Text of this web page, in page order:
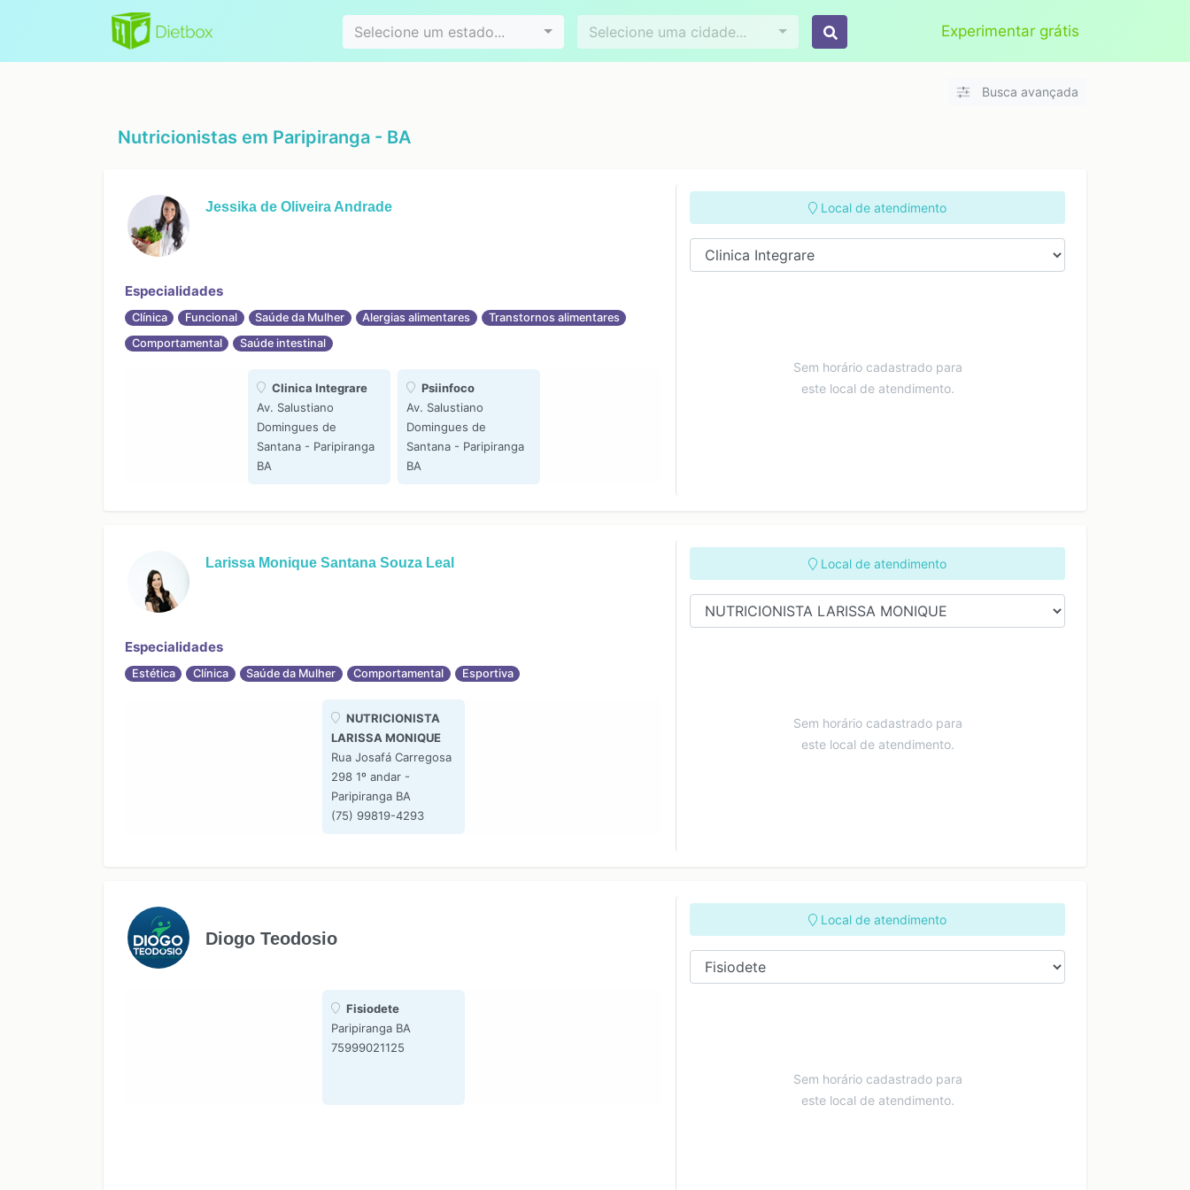
Selecione um estado... Selecione uma cidade... Experimentar grátis
Videoconferência Aplicar
Busca avançada
Nutricionistas em Paripiranga - BA
Jessika de Oliveira Andrade
Especialidades
Clínica Funcional Saúde da Mulher Alergias alimentares
Transtornos alimentares
Comportamental
Saúde intestinal
Clinica Integrare
Av. Salustiano
Domingues de
Santana - Paripiranga
BA
Psiinfoco
Av. Salustiano
Domingues de
Santana - Paripiranga
BA
Local de atendimento
Sem horário cadastrado para
este local de atendimento.
Larissa Monique Santana Souza Leal
Especialidades
Estética Clínica Saúde da Mulher Comportamental Esportiva
NUTRICIONISTA
LARISSA MONIQUE
Rua Josafá Carregosa
298 1º andar -
Paripiranga BA
(75) 99819-4293
Local de atendimento
Sem horário cadastrado para
este local de atendimento.
Diogo Teodosio
Fisiodete
Paripiranga BA
75999021125
Local de atendimento
Sem horário cadastrado para
este local de atendimento.